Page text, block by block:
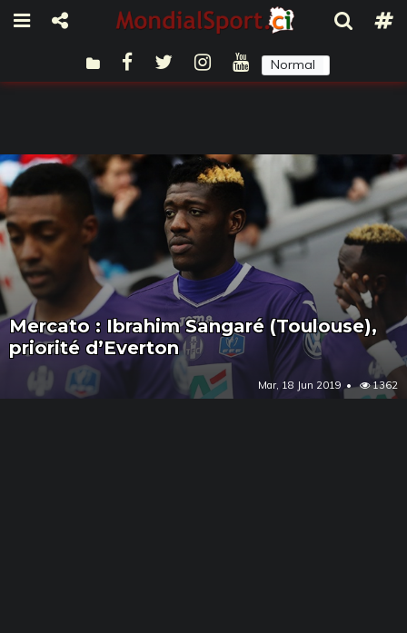
Normal
Mercato : Ibrahim Sangaré (Toulouse),
priorité d’Everton
Mar, 18 Jun 2019 1362